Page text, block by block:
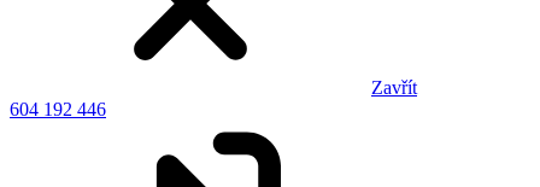
Zavřít
604 192 446